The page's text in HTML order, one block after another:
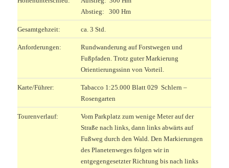
Abstieg: 300 Hm
Gesamtgehzeit: ca. 3 Std.
Anforderungen:
Rundwanderung auf Forstwegen und
Fußpfaden. Trotz guter Markierung
Orientierungssinn von Vorteil.
Karte/Führer:
Tabacco 1:25.000 Blatt 029 Schlern –
Rosengarten
Tourenverlauf:
Vom Parkplatz zum wenige Meter auf der
Straße nach links, dann links abwärts auf
Fußweg durch den Wald. Den Markierungen
des Planetenweges folgen wir in
entgegengesetzter Richtung bis nach links